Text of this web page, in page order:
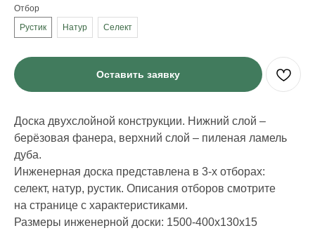
Отбор
Рустик
Натур Селект
Оставить заявку
Доска двухслойной конструкции. Нижний слой –
берёзовая фанера, верхний слой – пиленая ламель
дуба.
Инженерная доска представлена в 3-х отборах:
селект, натур, рустик. Описания отборов смотрите
на странице с характеристиками.
Размеры инженерной доски: 1500-400х130х15
ИНФОРМАЦИЯ
Стать дилером
Блог